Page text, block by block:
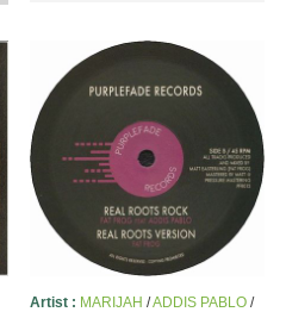
Artist : MARIJAH /ADDIS PABLO/